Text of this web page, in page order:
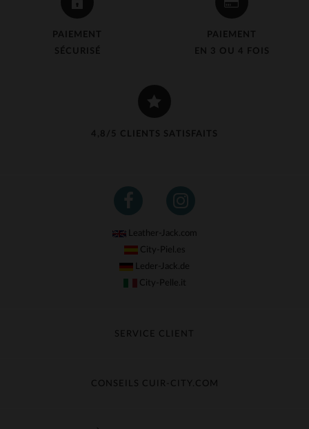
PAIEMENT
SÉCURISÉ
PAIEMENT
EN 3 OU 4 FOIS
4,8/5 CLIENTS SATISFAITS
Leather-Jack.com
City-Piel.es
Leder-Jack.de
City-Pelle.it
SERVICE CLIENT
Échange & Remboursement
CONSEILS CUIR-CITY.COM